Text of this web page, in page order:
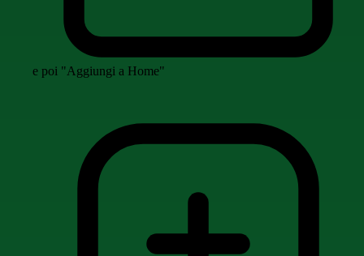
e poi "Aggiungi a Home"